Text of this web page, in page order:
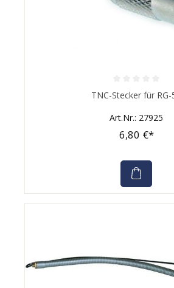
Durchschnittliche Bewertung von 0
TNC-Stecker für RG-
Art.Nr.: 27925
6,80 €*